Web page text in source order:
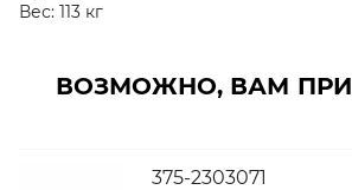
Вес: 113 кг
ВОЗМОЖНО, ВАМ
375-2303071